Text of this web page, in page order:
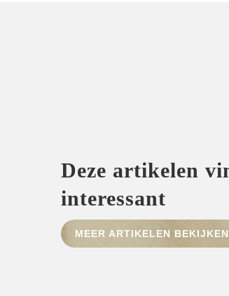
Deze artikelen
interessant
MEER ARTIKELEN BEKIJKEN